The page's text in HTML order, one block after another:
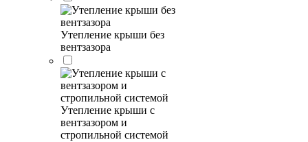
Утепление крыши без
вентзазора
Утепление крыши с
вентзазором и
стропильной системой